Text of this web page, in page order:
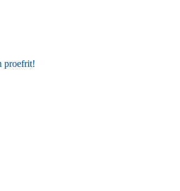
proefrit!